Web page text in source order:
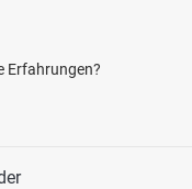
Erfahrungen?